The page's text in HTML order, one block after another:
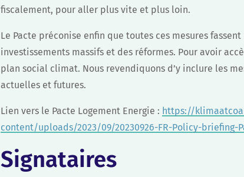
fiscalement, pour aller plus vite et plus loin.
Le Pacte préconise enfin que toutes ces mesures
investissements massifs et des réformes. Pour avoir
plan social climat. Nous revendiquons d’y inclure les
actuelles et futures.
Lien vers le Pacte Logement Energie : https://
content/uploads/2023/09/20230926-FR-Policy-briefing-
Signataires